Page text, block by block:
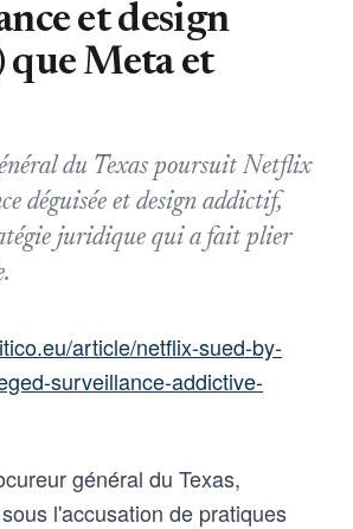
et design
Meta et
du Texas poursuit Netflix
déguisée et design addictif,
juridique qui a fait plier
article/netflix-sued-by-
surveillance-addictive-
général du Texas,
l'accusation de pratiques